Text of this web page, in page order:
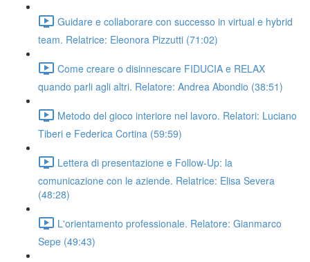
Guidare e collaborare con successo in virtual e hybrid
team. Relatrice: Eleonora Pizzutti (71:02)
Come creare o disinnescare FIDUCIA e RELAX
quando parli agli altri. Relatore: Andrea Abondio (38:51)
Metodo del gioco interiore nel lavoro. Relatori: Luciano
Tiberi e Federica Cortina (59:59)
Lettera di presentazione e Follow-Up: la
comunicazione con le aziende. Relatrice: Elisa Severa
(48:28)
L'orientamento professionale. Relatore: Gianmarco
Sepe (49:43)